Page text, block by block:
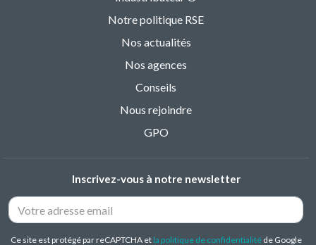
Notre politique RSE
Nos actualités
Nos agences
Conseils
Nous rejoindre
GPO
Inscrivez-vous à notre newsletter
Ce site est protégé par reCAPTCHA et la politique de confidentialitéde Google